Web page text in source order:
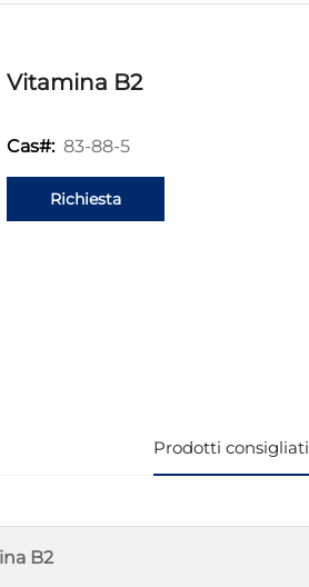
Vitamina B2
Cas#: 83-88-5
Richiesta
Prodotti consigliati
B2